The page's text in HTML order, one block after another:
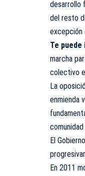
desarrollo
del resto
excepción
Te
marcha
colectivo
La
enmienda
El
En 2011